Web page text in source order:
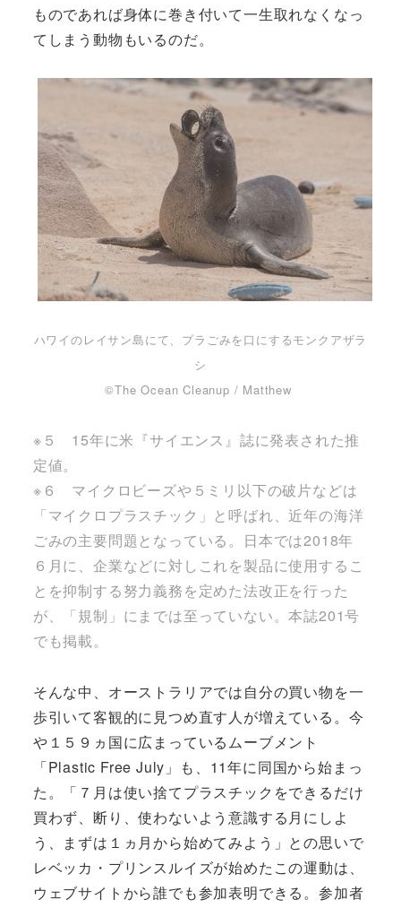
ものであれば身体に巻き付いて一生取れなくなっ
てしまう動物もいるのだ。
ハワイのレイサン島にて、プラごみを口にするモンクアザラ
シ
©The Ocean Cleanup / Matthew
※５ 15年に米『サイエンス』誌に発表された推
定値。
※６ マイクロビーズや５ミリ以下の破片などは
「マイクロプラスチック」と呼ばれ、近年の海洋
ごみの主要問題となっている。日本では2018年
６月に、企業などに対しこれを製品に使用するこ
とを抑制する努力義務を定めた法改正を行った
が、「規制」にまでは至っていない。本誌201号
でも掲載。
そんな中、オーストラリアでは自分の買い物を一
歩引いて客観的に見つめ直す人が増えている。今
や１５９ヵ国に広まっているムーブメント
「Plastic Free July」も、11年に同国から始まっ
た。「７月は使い捨てプラスチックをできるだけ
買わず、断り、使わないよう意識する月にしよ
う、まずは１ヵ月から始めてみよう」との思いで
レベッカ・プリンスルイズが始めたこの運動は、
ウェブサイトから誰でも参加表明できる。参加者